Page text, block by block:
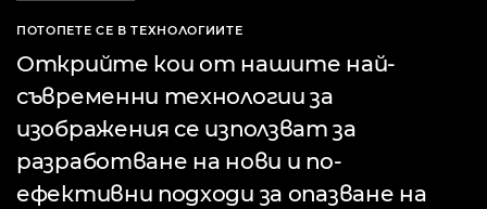
ПОТОПЕТЕ СЕ В ТЕХНОЛОГИИТЕ
Открийте кои от нашите най-
съвременни технологии за
изображения се използват за
разработване на нови и по-
ефективни подходи за опазване на